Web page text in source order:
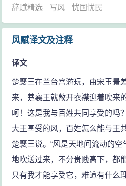
辞赋精选 写风 忧国忧民
风赋译文及注释
译文
楚襄王在兰台宫游玩，由宋玉景
来，楚襄王就敞开衣襟迎着吹来
呵！这是我与百姓共同享受的吗
大王享受的风，百姓怎么能与王
楚襄王说。“风是天地间流动的空
地吹送过来，不分贵贱高下，都
只有我才能享受它，难道有什么